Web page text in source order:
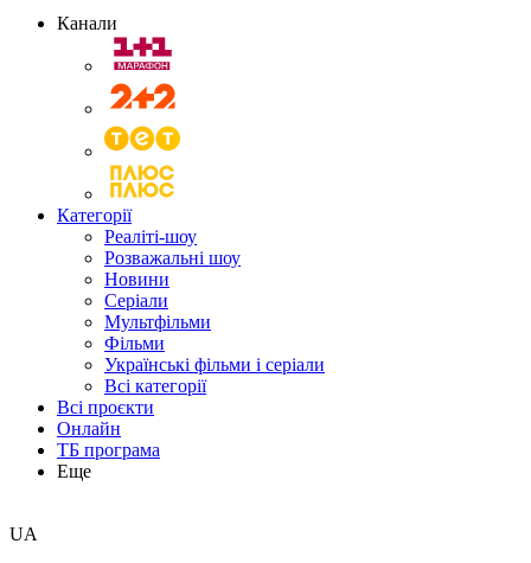
Канали
Категорії
Реаліті-шоу
Розважальні шоу
Новини
Серіали
Мультфільми
Фільми
Українські фільми і серіали
Всі категорії
Всі проєкти
Онлайн
ТБ програма
Еще
UA